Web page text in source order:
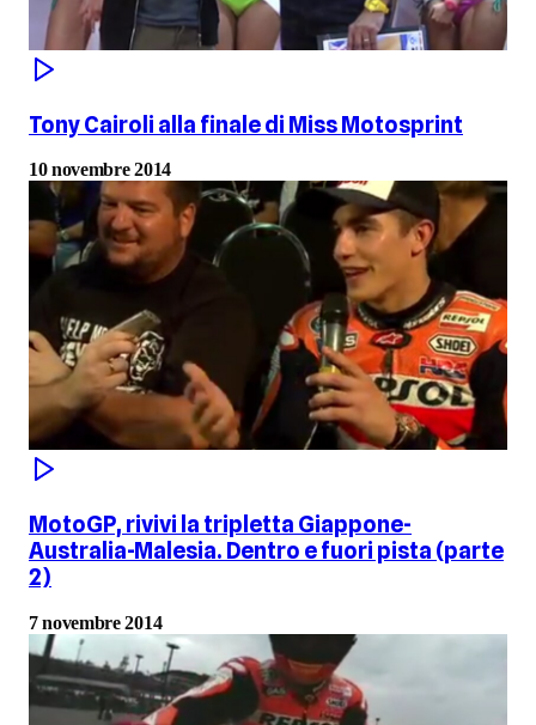
Tony Cairoli alla finale di Miss Motosprint
10 novembre 2014
MotoGP, rivivi la tripletta Giappone-
Australia-Malesia. Dentro e fuori pista (parte
2)
7 novembre 2014